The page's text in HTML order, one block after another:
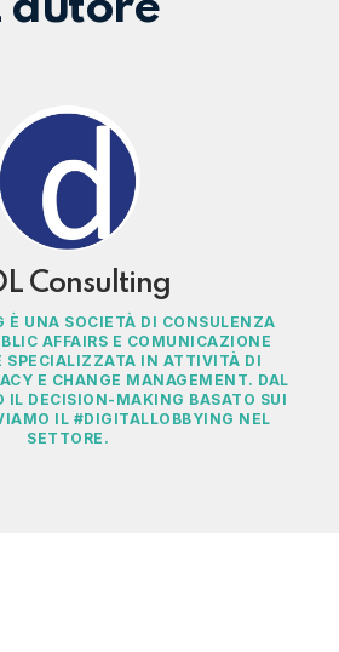
Consulting
È UNA SOCIETÀ DI CONSULENZA
AFFAIRS E COMUNICAZIONE
SPECIALIZZATA IN ATTIVITÀ DI
E CHANGE MANAGEMENT. DAL
IL DECISION-MAKING BASATO SUI
IL #DIGITALLOBBYING NEL
SETTORE.